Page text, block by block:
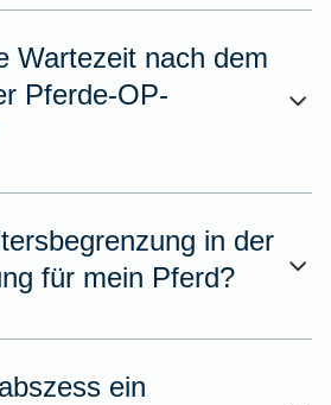
Wartezeit nach dem
Pferde-OP-
in der
für mein Pferd?
ein